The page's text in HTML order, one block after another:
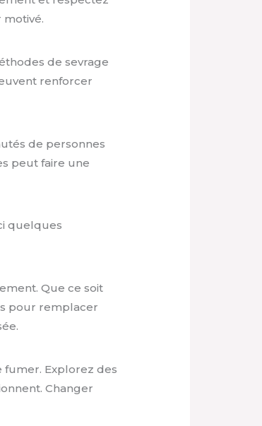
motivé.
de sevrage
renforcer
de personnes
peut faire une
quelques
Que ce soit
pour remplacer
fumer. Explorez des
Changer